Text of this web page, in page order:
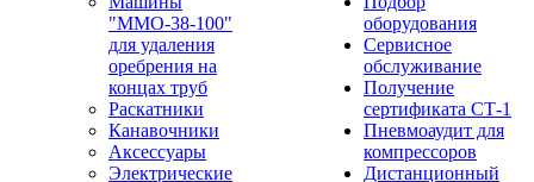
"ММО-38-100"
для удаления
оребрения на
концах труб
Раскатники
Канавочники
Аксессуары
Электрические
оборудования
Сервисное
обслуживание
Получение
сертификата СТ-1
Пневмоаудит для
компрессоров
Дистанционный